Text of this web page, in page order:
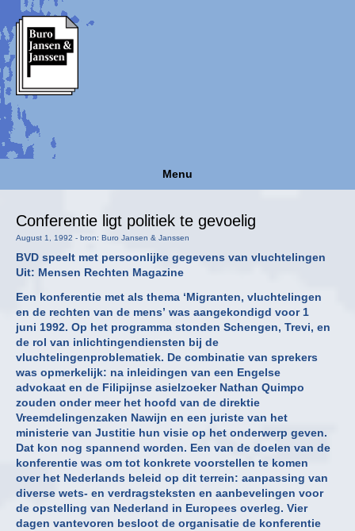
Menu
Conferentie ligt politiek te gevoelig
August 1, 1992 - bron: Buro Jansen & Janssen
BVD speelt met persoonlijke gegevens van vluchtelingen
Uit: Mensen Rechten Magazine
Een konferentie met als thema ‘Migranten, vluchtelingen
en de rechten van de mens’ was aangekondigd voor 1
juni 1992. Op het programma stonden Schengen, Trevi, en
de rol van inlichtingendiensten bij de
vluchtelingenproblematiek. De combinatie van sprekers
was opmerkelijk: na inleidingen van een Engelse
advokaat en de Filipijnse asielzoeker Nathan Quimpo
zouden onder meer het hoofd van de direktie
Vreemdelingenzaken Nawijn en een juriste van het
ministerie van Justitie hun visie op het onderwerp geven.
Dat kon nog spannend worden. Een van de doelen van de
konferentie was om tot konkrete voorstellen te komen
over het Nederlands beleid op dit terrein: aanpassing van
diverse wets- en verdragsteksten en aanbevelingen voor
de opstelling van Nederland in Europees overleg. Vier
dagen vantevoren besloot de organisatie de konferentie